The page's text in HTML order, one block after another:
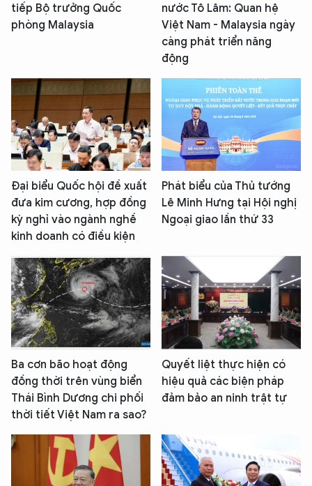
tiếp Bộ trưởng Quốc
phòng Malaysia
nước Tô Lâm: Quan hệ
Việt Nam - Malaysia ngày
càng phát triển năng
động
Đại biểu Quốc hội đề xuất
đưa kim cương, hợp đồng
kỳ nghỉ vào ngành nghề
kinh doanh có điều kiện
Phát biểu của Thủ tướng
Lê Minh Hưng tại Hội nghị
Ngoại giao lần thứ 33
Ba cơn bão hoạt động
đồng thời trên vùng biển
Thái Bình Dương chi phối
thời tiết Việt Nam ra sao?
Quyết liệt thực hiện có
hiệu quả các biện pháp
đảm bảo an ninh trật tự